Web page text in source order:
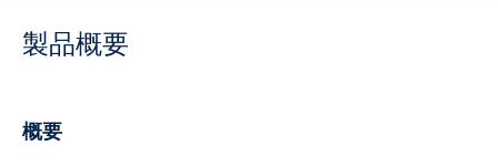
製品概要
概要